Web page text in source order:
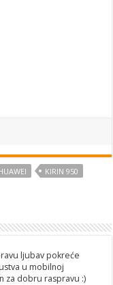
KIRIN 950
ljubav pokreće
u mobilnoj
za dobru raspravu :)